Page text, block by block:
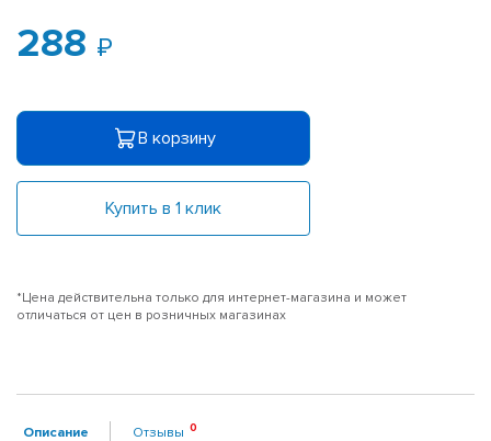
288
В корзину
Купить в 1 клик
*Цена действительна только для интернет-магазина и может
отличаться от цен в розничных магазинах
Описание Отзывы